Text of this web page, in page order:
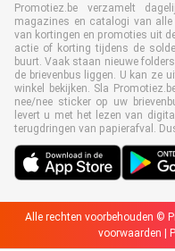
Promotiez.be verzamelt
magazines en catalogi van
van kortingen en promoties uit
actie of korting tijdens de
buurt. Vaak staan nieuwe
de brievenbus liggen. U kan ze
winkel bekijken. Sla
nee/nee sticker op uw
levert u met het lezen van
terugdringen van papierafval.
Alle rechten voorbehouden ©
voorwaarden |